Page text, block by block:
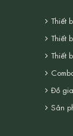
Thiết
Thiết
Thiết
Đồ
Sản